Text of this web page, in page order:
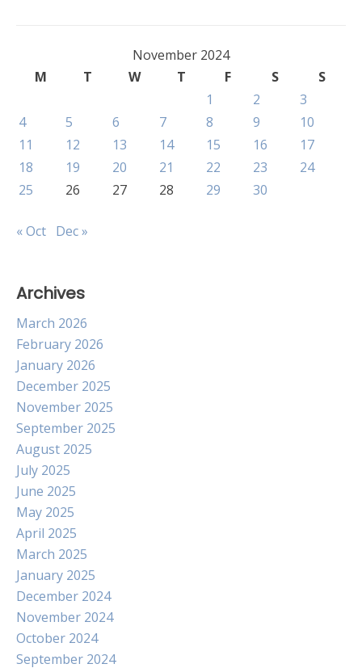
November 2024
M
T W T F S
S
1
2
3
4
5 6 7 8 9
10
11
12 13 14 15 16
17
18
19 20 21 22 23
24
25
26 27 28 29 30
« Oct Dec »
Archives
March 2026
February 2026
January 2026
December 2025
November 2025
September 2025
August 2025
July 2025
June 2025
May 2025
April 2025
March 2025
January 2025
December 2024
November 2024
October 2024
September 2024